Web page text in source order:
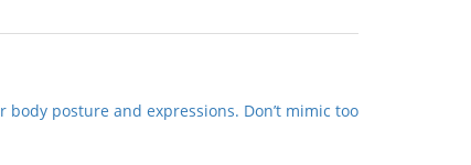
posture and expressions. Don’t mimic too